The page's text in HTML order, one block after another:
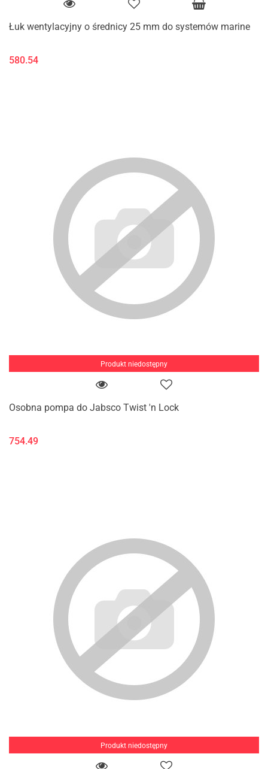
Łuk wentylacyjny o średnicy 25 mm do systemów marine
580.54
Produkt niedostępny
Osobna pompa do Jabsco Twist 'n Lock
754.49
Produkt niedostępny